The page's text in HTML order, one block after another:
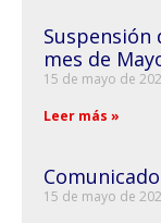
mes de
15 de mayo de
Leer más »
15 de mayo de